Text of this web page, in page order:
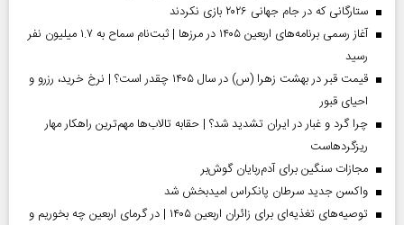
ستارگانی که در جام جهانی ۲۰۲۶ بازی نکردند
آغاز رسمی برنامه‌های اربعین ۱۴۰۵ در مرز‌ها | ثبت‌نام سماح به ۱.۷ میلیون نفر
رسید
قیمت قبر در بهشت زهرا (س) در سال ۱۴۰۵ چقدر است؟ | نرخ خرید، رزرو و
احیای قبور
چرا گرد و غبار در ایران تشدید شد؟ | حقابه تالاب‌ها مهم‌ترین راهکار مهار
ریزگردهاست
مجازات سنگین برای آدم‌ربایان گوش‌بر
واکسن جدید سرطان پانکراس امیدبخش شد
توصیه‌های تغذیه‌ای برای زائران اربعین ۱۴۰۵ | در گرمای اربعین چه بخوریم و